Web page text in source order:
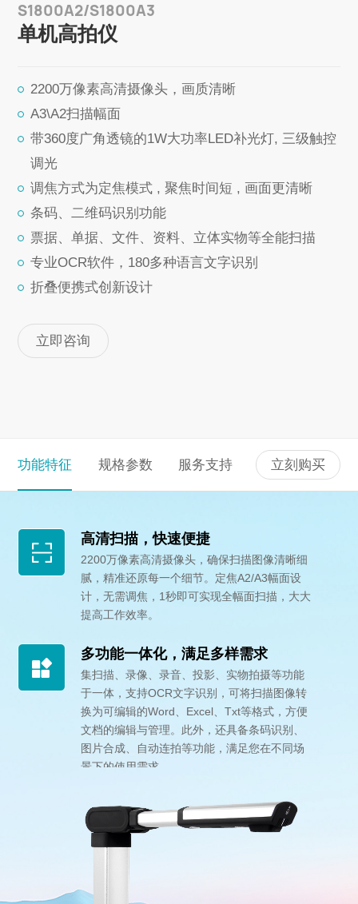
S1800A2/S1800A3
单机高拍仪
2200万像素高清摄像头，画质清晰
A3\A2扫描幅面
带360度广角透镜的1W大功率LED补光灯, 三级触控
调光
调焦方式为定焦模式 , 聚焦时间短 , 画面更清晰
条码、二维码识别功能
票据、单据、文件、资料、立体实物等全能扫描
专业OCR软件，180多种语言文字识别
折叠便携式创新设计
立即咨询
功能特征 规格参数 服务支持 立刻购买
高清扫描，快速便捷
2200万像素高清摄像头，确保扫描图像清晰细
腻，精准还原每一个细节。定焦A2/A3幅面设
计，无需调焦，1秒即可实现全幅面扫描，大大
提高工作效率。
多功能一体化，满足多样需求
集扫描、录像、录音、投影、实物拍摄等功能
于一体，支持OCR文字识别，可将扫描图像转
换为可编辑的Word、Excel、Txt等格式，方便
文档的编辑与管理。此外，还具备条码识别、
图片合成、自动连拍等功能，满足您在不同场
景下的使用需求。